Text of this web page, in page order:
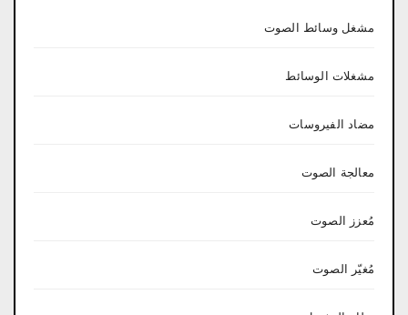
مشغل وسائط الصوت
مشغلات الوسائط
مضاد الفيروسات
معالجة الصوت
مُعزز الصوت
مُغيّر الصوت